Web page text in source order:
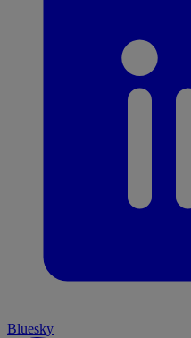
Bluesky